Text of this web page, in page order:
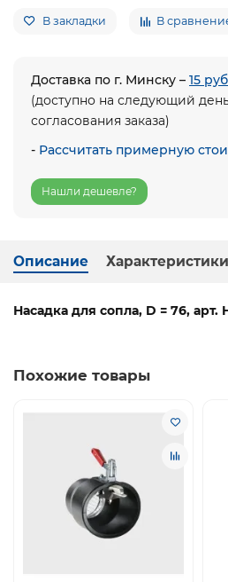
В закладки В
Доставка по г. Минску – 15
(доступно на следующий
согласования заказа)
- Рассчитать примерную
Нашли дешевле?
Описание Характеристики
Насадка для сопла, D = 76, арт.
Похожие товары